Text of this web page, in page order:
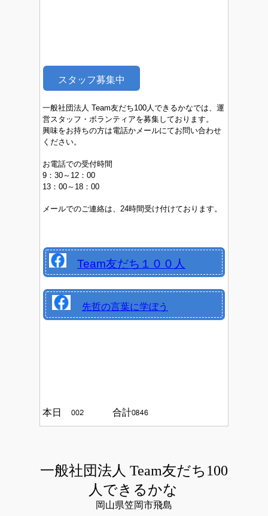
スタッフ募集中
一般社団法人 Team友だち100人できるかなでは、運
営スタッフ・ボランティアを募集しております。
興味をお持ちの方は電話かメールにてお問い合わせ
ください。
お電話での受付時間
9：30～12：00
13：00～18：00
メールでのご連絡は、24時間受け付けております。
Team友だち１００人
先哲の言葉に学ぼう
本日 合計
一般社団法人 Team友だち100
人できるかな
岡山県笠岡市飛島